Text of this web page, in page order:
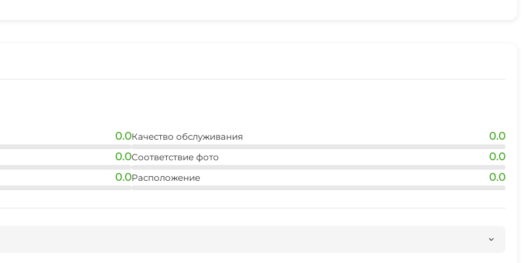
0.0
0.0
0.0
Качество обслуживания 0.0
Соответствие фото 0.0
Расположение 0.0